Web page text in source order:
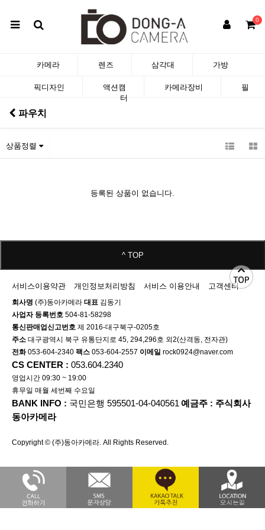
0
카메라 렌즈 삼각대 가방
픽디자인 액션캠 카메라장비
필
터
파우치
상품정렬
등록된 상품이 없습니다.
^ TOP
서비스이용약관 개인정보처리방침 서비스 이용안내 고객센터
회사명 (주)동아카메라 대표 김동기
사업자 등록번호 504-81-58298
통신판매업신고번호 제 2016-대구북구-0205호
주소 대구광역시 북구 유통단지로 45, 294,296호 외2(산격동, 전자관)
전화053-604-2340 팩스 053-604-2557 이메일 rock0924@naver.com
CS CENTER : 053.604.2340
영업시간 09:30 ~ 19:00
휴무일 매월 세번째 수요일
BANK INFO : 국민은행 595501-04-040561 예금주 : 주식회사
동아카메라
Copyright © (주)동아카메라. All Rights Reserved.